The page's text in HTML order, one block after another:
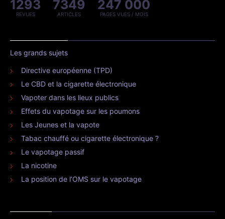
1293
REVUES
7349
ARTICLES
247 000
PAGES VUES / MOIS
Les grands sujets
Directive européenne (TPD)
Le CBD et la cigarette électronique
Vapoter dans les lieux publics
Effets du vapotage sur les poumons
Les Jeunes et la vapote
Tabac chauffé ou cigarette électronique ?
Le vapotage passif
La nicotine
La position de l’OMS sur le vapotage